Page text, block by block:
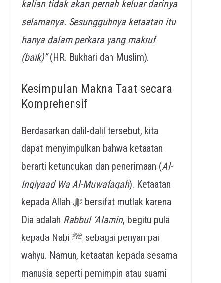
kalian tidak akan pernah keluar darinya
selamanya. Sesungguhnya ketaatan itu
hanya dalam perkara yang makruf
(baik)”(HR. Bukhari dan Muslim).
Kesimpulan Makna Taat secara
Komprehensif
Berdasarkan dalil-dalil tersebut, kita
dapat menyimpulkan bahwa ketaatan
berarti ketundukan dan penerimaan (Al-
Inqiyaad Wa Al-Muwafaqah). Ketaatan
kepada Allah ﷻ bersifat mutlak karena
Dia adalah Rabbul ‘Alamin, begitu pula
kepada Nabi ﷺ sebagai penyampai
wahyu. Namun, ketaatan kepada sesama
manusia seperti pemimpin atau suami